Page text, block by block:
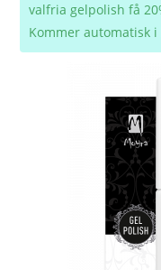
valfria gelpolish få
Kommer automatisk i